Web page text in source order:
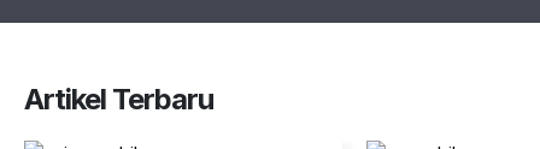
Artikel Terbaru